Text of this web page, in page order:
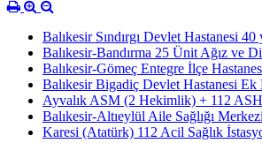
Balıkesir Sındırgı Devlet Hastanesi 40
Balıkesir-Bandırma 25 Ünit Ağız ve
Balıkesir-Gömeç Entegre İlçe
Balıkesir Bigadiç Devlet Hastanesi
Ayvalık ASM (2 Hekimlik) + 112
Balıkesir-Altıeylül Aile Sağlığı
Karesi (Atatürk) 112 Acil Sağlık